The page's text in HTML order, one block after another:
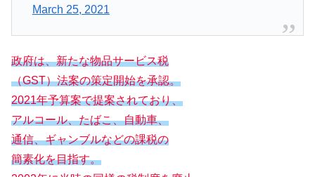
March 25, 2021
政府は、新たな物品サービス税
（GST）法案の策定開始を承認。
2021年予算案で提案されており、
アルコール、たばこ、自動車、
通信、ギャンブルなどの課税の
簡素化を目指す。